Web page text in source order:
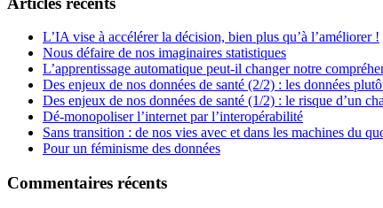
L’IA vise à accélérer la décision, bien plus qu’à l’améliorer !
Nous défaire de nos imaginaires statistiques
L’apprentissage automatique peut-il changer notre
Des enjeux de nos données de santé (2/2) : les données
Des enjeux de nos données de santé (1/2) : le risque d’un
Dé-monopoliser l’internet par l’interopérabilité
Sans transition : de nos vies avec et dans les machines du
Pour un féminisme des données
Commentaires récents